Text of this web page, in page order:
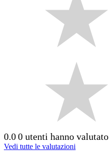
0.00 utenti hanno
Vedi tutte le valutazioni